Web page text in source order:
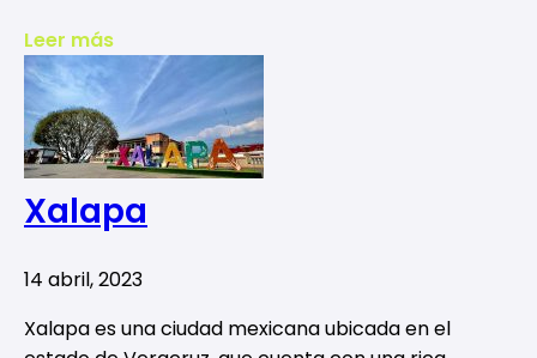
Leer más
Xalapa
14 abril, 2023
Xalapa es una ciudad mexicana ubicada en el